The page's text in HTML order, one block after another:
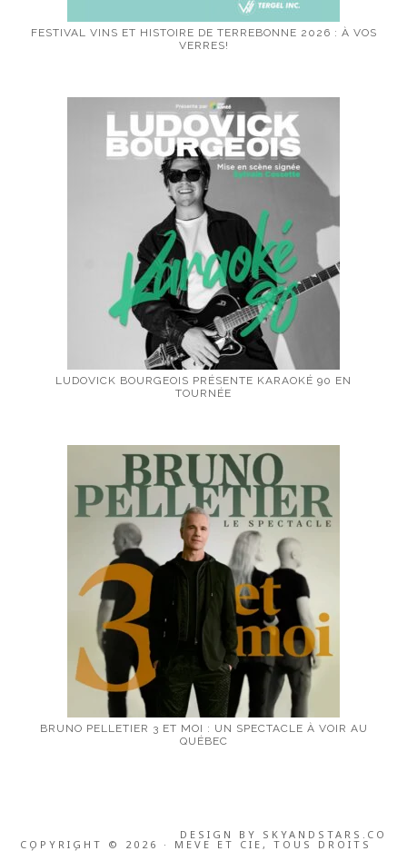
FESTIVAL VINS ET HISTOIRE DE TERREBONNE 2026 : À VOS
VERRES!
LUDOVICK BOURGEOIS PRÉSENTE KARAOKÉ 90 EN
TOURNÉE
BRUNO PELLETIER 3 ET MOI : UN SPECTACLE À VOIR AU
QUÉBEC
DESIGN BY SKYANDSTARS.CO
COPYRIGHT © 2026 · MEVE ET CIE, TOUS DROITS